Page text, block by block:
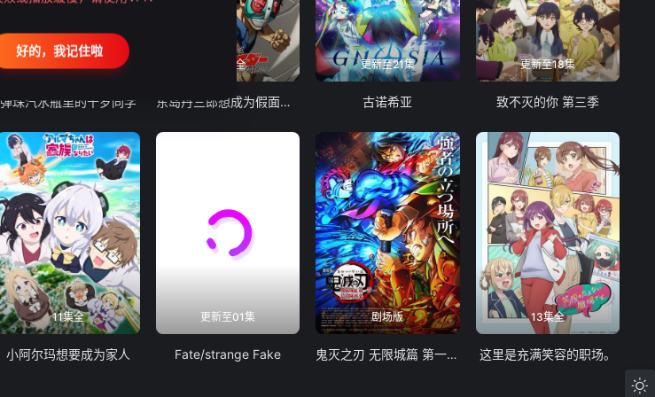
弹珠汽水瓶里的千岁同学
24集全
东岛丹三郎想成为假面骑士
更新至21集
古诺希亚
更新至18集
致不灭的你 第三季
11集全
小阿尔玛想要成为家人
更新至01集
Fate/strange Fake
剧场版
鬼灭之刃 无限城篇 第一章 猗窝座再袭
13集全
这里是充满笑容的职场。
好的，我记住啦